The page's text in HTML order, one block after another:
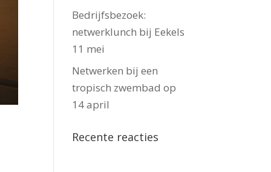
Bedrijfsbezoek:
netwerklunch bij Eekels
11 mei
Netwerken bij een
tropisch zwembad op
14 april
Recente reacties